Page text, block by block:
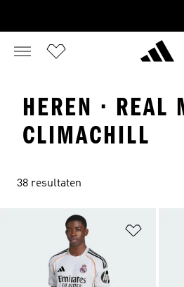
HEREN · REAL
CLIMACHILL
38 resultaten
Op